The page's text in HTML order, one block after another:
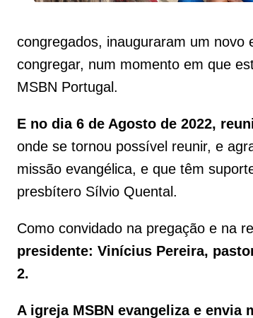
congregados, inauguraram um novo
congregar, num momento em que
MSBN Portugal.
E no dia 6 de Agosto de 2022,
onde se tornou possível reunir, e
missão evangélica, e que têm
presbítero Sílvio Quental.
Como convidado na pregação e na
presidente: Vinícius Pereira,
2.
A igreja MSBN evangeliza e envia